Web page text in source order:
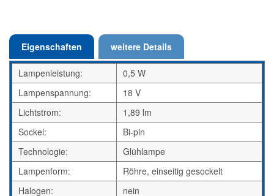
Eigenschaften weitere Details
Lampenleistung:
0,5 W
Lampenspannung:
18 V
Lichtstrom:
1,89 lm
Sockel:
Bi-pin
Technologie:
Glühlampe
Lampenform:
Röhre, einseitig gesockelt
Halogen:
nein